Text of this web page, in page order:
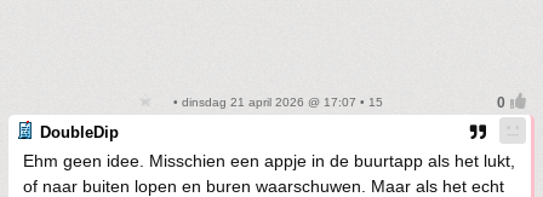
• dinsdag 21 april 2026 @ 17:07 • 15
DoubleDip
Ehm geen idee. Misschien een appje in de buurtapp als het lukt,
of naar buiten lopen en buren waarschuwen. Maar als het echt